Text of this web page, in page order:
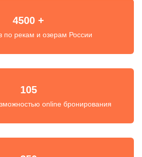
4500 +
по рекам и озерам России
105
online бронирования